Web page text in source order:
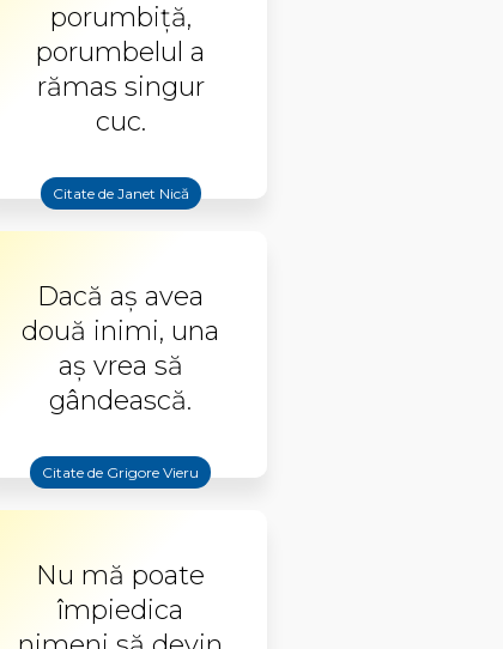
porumbiţă,
porumbelul a
rămas singur
cuc.
Citate de Janet Nică
Dacă aș avea
două inimi, una
aș vrea să
gândească.
Citate de Grigore Vieru
Nu mă poate
împiedica